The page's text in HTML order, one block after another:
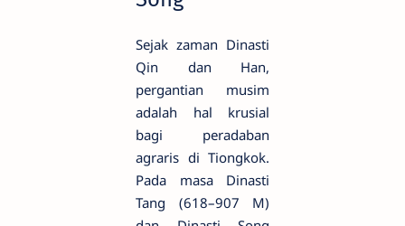
Sejak zaman Dinasti
Qin dan Han,
pergantian musim
adalah hal krusial
bagi peradaban
agraris di Tiongkok.
Pada masa Dinasti
Tang (618–907 M)